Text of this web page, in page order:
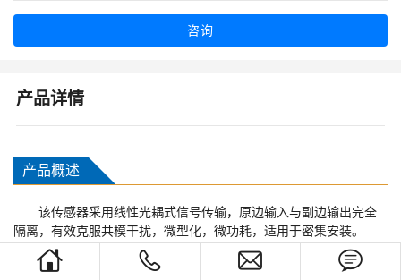
咨询
产品详情
产品概述
该传感器采用线性光耦式信号传输，原边输入与副边输出完全
隔离，有效克服共模干扰，微型化，微功耗，适用于密集安装。
house phone envelope chat_bubble_text